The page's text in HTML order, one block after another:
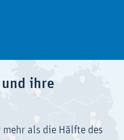
ihre
als die Hälfte des